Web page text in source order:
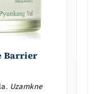
Barrier
Uzamkne